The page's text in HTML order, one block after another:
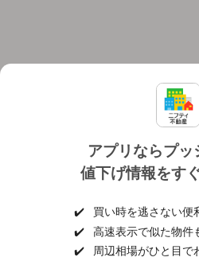
アプリならプッ
値下げ情報をす
✔️
買い時を逃さない便
✔️
高速表示で似た物件
✔️
周辺相場がひと目で
個人情報保護ポリシー
ヘルプ・お問い合わ